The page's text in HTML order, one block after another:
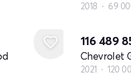
2018 69
116 489
Chevrolet
2021 120